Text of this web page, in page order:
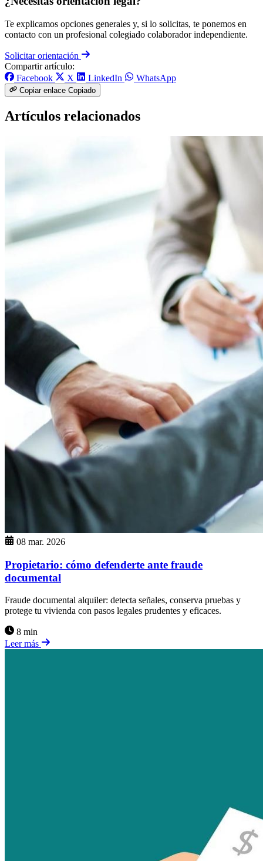
Te explicamos opciones generales y, si lo solicitas, te ponemos en
contacto con un profesional colegiado colaborador independiente.
Solicitar orientación
Compartir artículo:
Facebook
X LinkedIn WhatsApp
Copiar enlace Copiado
Artículos relacionados
08 mar. 2026
Propietario: cómo defenderte ante fraude
documental
Fraude documental alquiler: detecta señales, conserva pruebas y
protege tu vivienda con pasos legales prudentes y eficaces.
8 min
Leer más